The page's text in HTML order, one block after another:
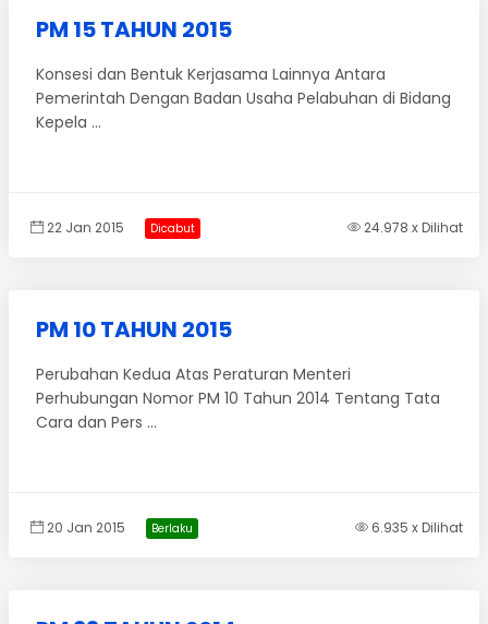
PM 15 TAHUN 2015
Konsesi dan Bentuk Kerjasama Lainnya Antara
Pemerintah Dengan Badan Usaha Pelabuhan di Bidang
Kepela ...
22 Jan 2015 Dicabut 24.978 x Dilihat
PM 10 TAHUN 2015
Perubahan Kedua Atas Peraturan Menteri
Perhubungan Nomor PM 10 Tahun 2014 Tentang Tata
Cara dan Pers ...
20 Jan 2015 Berlaku 6.935 x Dilihat